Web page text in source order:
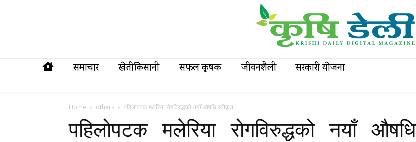
समाचार खेतीकिसानी सफल कृषक जीवनशैली सरकारी याेजना
Home others पहिलोपटक मलेरिया रोगविरुद्धको नयाँ औषधि स्वीकृत
पहिलोपटक मलेरिया रोगविरुद्धको नयाँ औषधि